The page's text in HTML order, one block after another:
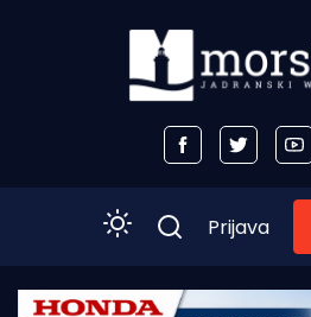
Početna
Prijava